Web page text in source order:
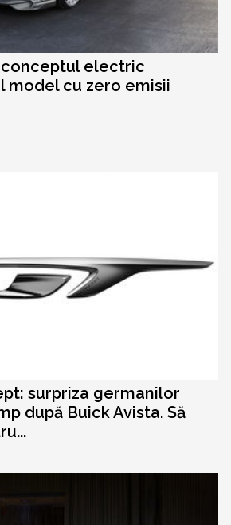
electric
model cu zero emisii
surpriza germanilor
după Buick Avista. Să